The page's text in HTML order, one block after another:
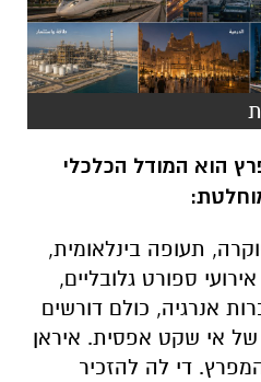
הוא המודל הכלכלי
תעופה בינלאומית,
ספורט גלובליים,
אנרגיה, כולם דורשים
של אי שקט אפסית. איראן
די לה להזכיר